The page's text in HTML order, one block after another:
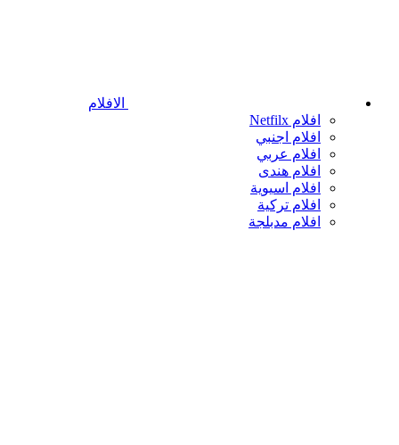
الافلام
افلام Netfilx
افلام اجنبي
افلام عربي
افلام هندى
افلام اسيوية
افلام تركية
افلام مدبلجة